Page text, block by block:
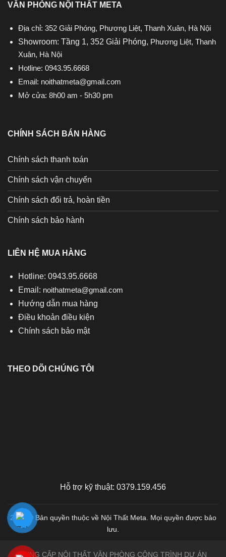
VĂN PHÒNG NỘI THẤT META
Địa chỉ: 352 Giải Phóng, Phương Liệt, Thanh Xuân, Hà Nội
Showroom: Tầng 1, 352 Giải Phóng, Phương Liệt, Thanh
Xuân, Hà Nội
Hotline: 0943.95.6668
Email: noithatmeta@gmail.com
Mở cửa: 8h00 am - 5h30 pm
CHÍNH SÁCH BÁN HÀNG
Chính sách thanh toán
Chính sách vận chuyển
Chính sách đổi trả, hoàn tiền
Chính sách bảo hành
LIÊN HỆ MUA HÀNG
Hotline: 0943.95.6668
Email: noithatmeta@gmail.com
Hướng dẫn mua hàng
Điều khoản điều kiện
Chính sách bảo mật
THEO DÕI CHÚNG TÔI
Hỗ trợ kỹ thuật: 0379.159.456
2026 © Bản quyền thuộc về Nội Thất Meta. Mọi quyền được bảo
lưu.
CUNG CẤP NỘI THẤT VĂN PHÒNG CÔNG TRÌNH DỰ ÁN